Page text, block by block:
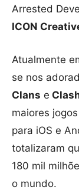
Arrested
ICON
Atualmente
se nos
Clans e
maiores
para iOS e
totalizaram
180 mil
o mundo.